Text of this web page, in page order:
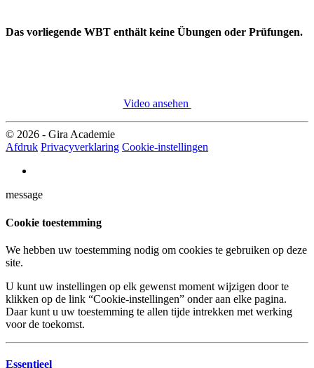
Das vorliegende WBT enthält keine Übungen oder Prüfungen.
Video ansehen
© 2026 - Gira Academie
Afdruk Privacyverklaring Cookie-instellingen
message
Cookie toestemming
We hebben uw toestemming nodig om cookies te gebruiken op deze
site.
U kunt uw instellingen op elk gewenst moment wijzigen door te
klikken op de link “Cookie-instellingen” onder aan elke pagina.
Daar kunt u uw toestemming te allen tijde intrekken met werking
voor de toekomst.
Essentieel